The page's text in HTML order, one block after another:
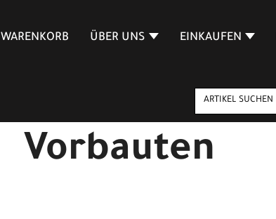
WARENKORB ÜBER UNS EINKAUFEN
Vorbauten